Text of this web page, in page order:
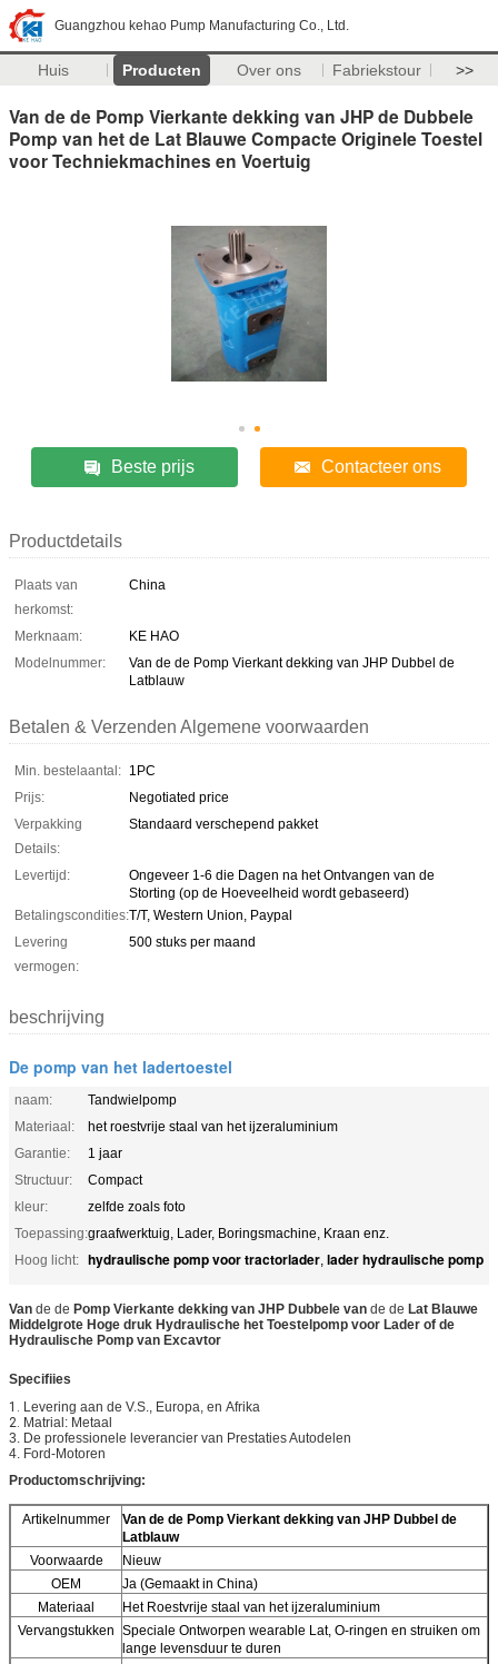
Guangzhou kehao Pump Manufacturing Co., Ltd.
Huis Producten Over ons Fabriekstour >>
Van de de Pomp Vierkante dekking van JHP de Dubbele
Pomp van het de Lat Blauwe Compacte Originele Toestel
voor Techniekmachines en Voertuig
Beste prijs Contacteer ons
Productdetails
Plaats van
herkomst:
China
Merknaam:
KE HAO
Modelnummer:
Van de de Pomp Vierkant dekking van JHP Dubbel de
Latblauw
Betalen & Verzenden Algemene voorwaarden
Min. bestelaantal: 1PC
Prijs:
Negotiated price
Verpakking
Details:
Standaard verschepend pakket
Levertijd:
Ongeveer 1-6 die Dagen na het Ontvangen van de
Storting (op de Hoeveelheid wordt gebaseerd)
Betalingscondities:T/T, Western Union, Paypal
Levering
vermogen:
500 stuks per maand
beschrijving
De pomp van het ladertoestel
naam:
Tandwielpomp
Materiaal:
het roestvrije staal van het ijzeraluminium
Garantie:
1 jaar
Structuur:
Compact
kleur:
zelfde zoals foto
Toepassing:graafwerktuig, Lader, Boringsmachine, Kraan enz.
Hoog licht: hydraulische pomp voor tractorlader, lader hydraulische pomp
Van de de Pomp Vierkante dekking van JHP Dubbele van de de Lat Blauwe
Middelgrote Hoge druk Hydraulische het Toestelpomp voor Lader of de
Hydraulische Pomp van Excavtor
Specifiies
1. Levering aan de V.S., Europa, en Afrika
2. Matrial: Metaal
3. De professionele leverancier van Prestaties Autodelen
4. Ford-Motoren
Productomschrijving:
Artikelnummer
Van de de Pomp Vierkant dekking van JHP Dubbel de
Latblauw
Voorwaarde
Nieuw
OEM
Ja (Gemaakt in China)
Materiaal
Het Roestvrije staal van het ijzeraluminium
Vervangstukken Speciale Ontworpen wearable Lat, O-ringen en struiken om
lange levensduur te duren